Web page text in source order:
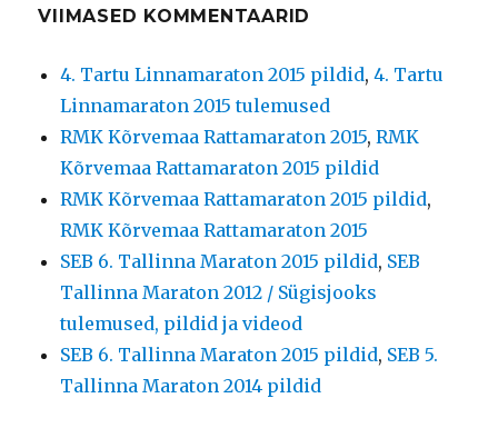
VIIMASED KOMMENTAARID
4. Tartu Linnamaraton 2015 pildid,4. Tartu
Linnamaraton 2015 tulemused
RMK Kõrvemaa Rattamaraton 2015,RMK
Kõrvemaa Rattamaraton 2015 pildid
RMK Kõrvemaa Rattamaraton 2015 pildid,
RMK Kõrvemaa Rattamaraton 2015
SEB 6. Tallinna Maraton 2015 pildid, SEB
Tallinna Maraton 2012 / Sügisjooks
tulemused, pildid ja videod
SEB 6. Tallinna Maraton 2015 pildid, SEB 5.
Tallinna Maraton 2014 pildid